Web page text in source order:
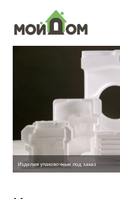
Изделия упаковочные под заказ